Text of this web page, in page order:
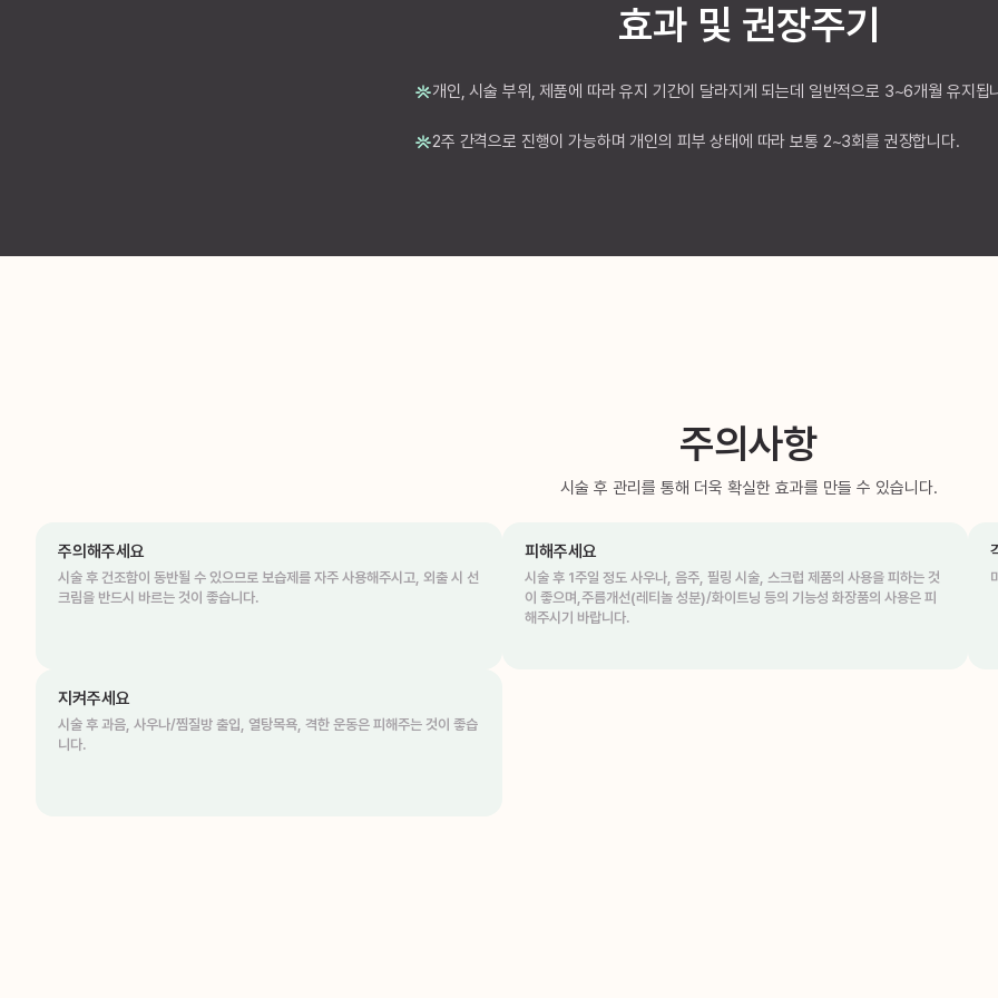
효과 및 권장주기
개인, 시술 부위, 제품에 따라 유지 기간이 달라지게 되는데 일반적으로 3~6개월 유지됩
2주 간격으로 진행이 가능하며 개인의 피부 상태에 따라 보통 2~3회를 권장합니다.
주의사항
시술 후 관리를 통해 더욱 확실한 효과를 만들 수 있습니다.
주의해주세요
시술 후 건조함이 동반될 수 있으므로 보습제를 자주 사용해주시고, 외출 시 선
크림을 반드시 바르는 것이 좋습니다.
피해주세요
시술 후 1주일 정도 사우나, 음주, 필링 시술, 스크럽 제품의 사용을 피하는 것
이 좋으며,주름개선(레티놀 성분)/화이트닝 등의 기능성 화장품의 사용은 피
해주시기 바랍니다.
지켜주세요
시술 후 과음, 사우나/찜질방 출입, 열탕목욕, 격한 운동은 피해주는 것이 좋습
니다.